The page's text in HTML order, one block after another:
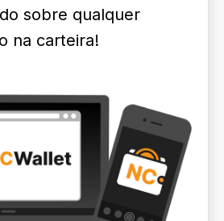
sobre qualquer
na carteira!